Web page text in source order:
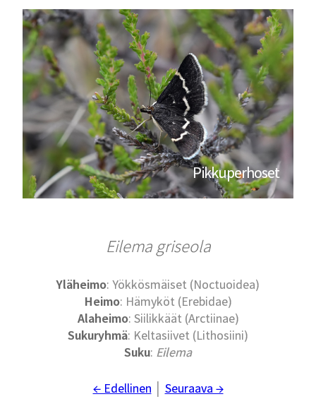
Pikkuperhoset
Eilema griseola
Yläheimo: Yökkösmäiset (Noctuoidea)
Heimo: Hämyköt (Erebidae)
Alaheimo: Siilikkäät (Arctiinae)
Sukuryhmä: Keltasiivet (Lithosiini)
Suku: Eilema
← Edellinen Seuraava →